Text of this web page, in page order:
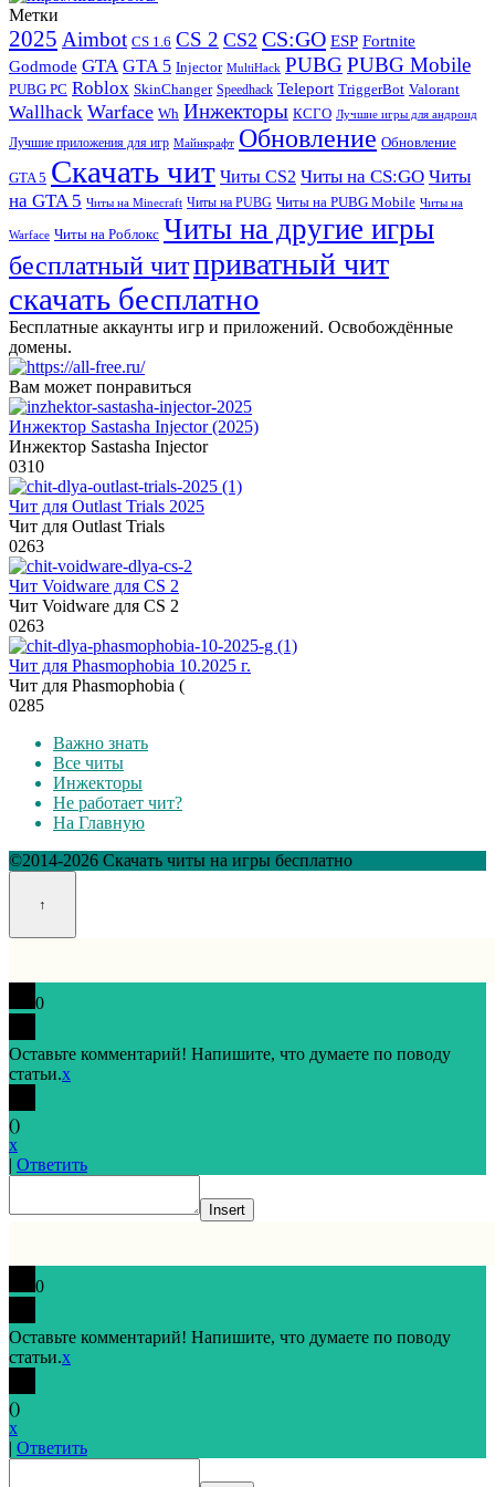
Метки
2025 Aimbot CS 1.6 CS 2 CS2 CS:GO ESP Fortnite
Godmode GTA GTA 5 Injector MultiHack PUBG PUBG Mobile
PUBG PC Roblox SkinChanger Speedhack Teleport TriggerBot Valorant
Wallhack Warface Wh Инжекторы КСГО Лучшие игры для андроид
Лучшие приложения для игр Майнкрафт Обновление Обновление
GTA 5 Скачать чит Читы CS2 Читы на CS:GO Читы
на GTA 5 Читы на Minecraft Читы на PUBG Читы на PUBG Mobile Читы на
Warface Читы на Роблокс Читы на другие игры
бесплатный читприватный чит
скачать бесплатно
Бесплатные аккаунты игр и приложений. Освобождённые
домены.
Вам может понравиться
Инжектор Sastasha Injector (2025)
Инжектор Sastasha Injector
0310
Чит для Outlast Trials 2025
Чит для Outlast Trials
0263
Чит Voidware для CS 2
Чит Voidware для CS 2
0263
Чит для Phasmophobia 10.2025 г.
Чит для Phasmophobia (
0285
Важно знать
Все читы
Инжекторы
Не работает чит?
На Главную
©2014-2026 Скачать читы на игры бесплатно
0
Оставьте комментарий! Напишите, что думаете по поводу
статьи.x
()
x
| Ответить
Insert
0
Оставьте комментарий! Напишите, что думаете по поводу
статьи.x
()
x
| Ответить